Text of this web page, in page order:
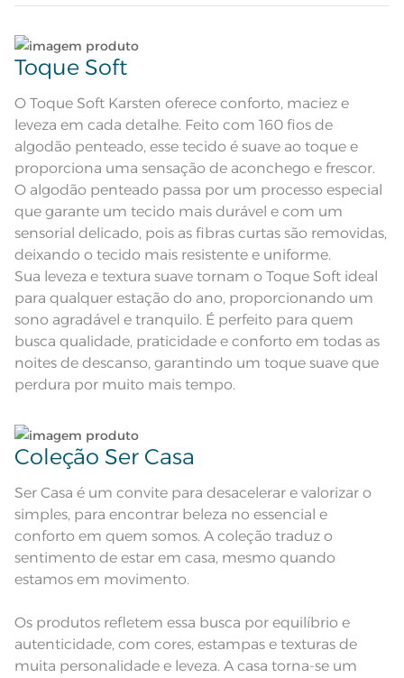
Atributos
Descrição Visual
estampa xadrez em tons de cinza.
Verso cinza com listras suaves.
Composição
100% Algodão; Manta de
enchimento 100% Poliéster
Tamanho Casal
Itens Inclusos 1 Colcha e 2 Porta-travesseiros
Medida
Colcha: 2,20m x 2,55m; Porta-
travesseiro: 50cm x 70cm
Acabamento Estampado
Instruções de Lavagem
Lavação a 40ºC; Proibido alvejar;
Secar em tambor com
temperatura máxima de 60º; Ferro
de passar com temperatura
maxima de 110º C; Proibido lavar a
Observações
Lave tipos de tecidos distintos separadamente;
Não lave cores claras e cores escuras no mesmo
ciclo;
Lave as peças no ciclo leve, suave ou delicado de
sua lavadora;
Enxágue as peças com bastante água;
Utilize a quantidade mínima de amaciante e sabão;
Leia atentamente as instruções na etiqueta.
Toque Soft
O Toque Soft Karsten oferece conforto, maciez e
leveza em cada detalhe. Feito com 160 fios de
algodão penteado, esse tecido é suave ao toque e
proporciona uma sensação de aconchego e frescor.
O algodão penteado passa por um processo especial
que garante um tecido mais durável e com um
sensorial delicado, pois as fibras curtas são removidas,
deixando o tecido mais resistente e uniforme.
Sua leveza e textura suave tornam o Toque Soft ideal
para qualquer estação do ano, proporcionando um
sono agradável e tranquilo. É perfeito para quem
busca qualidade, praticidade e conforto em todas as
noites de descanso, garantindo um toque suave que
perdura por muito mais tempo.
Coleção Ser Casa
Ser Casa é um convite para desacelerar e valorizar o
simples, para encontrar beleza no essencial e
conforto em quem somos. A coleção traduz o
sentimento de estar em casa, mesmo quando
estamos em movimento.
Os produtos refletem essa busca por equilíbrio e
autenticidade, com cores, estampas e texturas de
muita personalidade e leveza. A casa torna-se um